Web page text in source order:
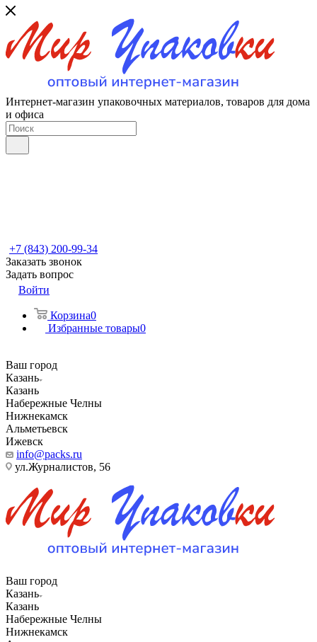
Интернет-магазин упаковочных материалов, товаров для дома
и офиса
+7 (843) 200-99-34
Заказать звонок
Задать вопрос
Войти
Корзина0
Избранные товары0
Ваш город
Казань
Казань
Набережные Челны
Нижнекамск
Альметьевск
Ижевск
info@packs.ru
ул.Журналистов, 56
Ваш город
Казань
Казань
Набережные Челны
Нижнекамск